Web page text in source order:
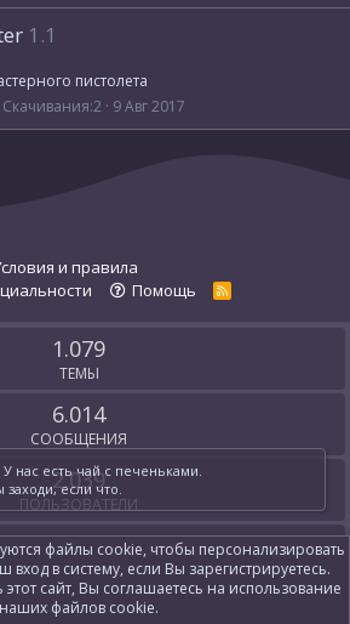
1.1
пистолета
Скачивания 2 9 Авг 2017
и правила
Помощь
R
1.079
ТЕМЫ
6.014
СООБЩЕНИЯ
2.039
ПОЛЬЗОВАТЕЛИ
Th3B3rz3rk3r
ПОЛЬЗОВАТЕЛЬ
У нас есть чай с печеньками.
заходи, если что.
файлы cookie, чтобы персонализировать
вход в систему, если Вы зарегистрируетесь.
сайт, Вы соглашаетесь на использование
наших файлов cookie.